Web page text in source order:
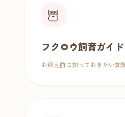
🦉
フクロウ飼育ガイド
お迎え前に知っておきたい知